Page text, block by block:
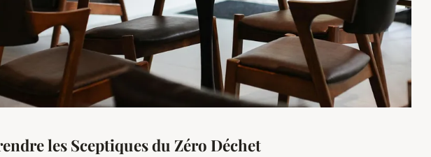
les Sceptiques du Zéro Déchet